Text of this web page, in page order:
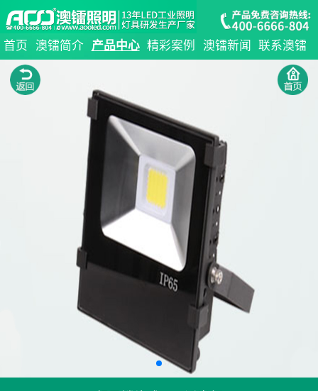
首页 澳镭简介 产品中心 精彩案例 澳镭新闻 联系澳镭